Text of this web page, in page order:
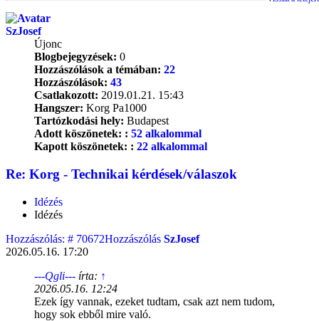
SzJosef
Újonc
Blogbejegyzések: 0
Hozzászólások a témában: 22
Hozzászólások: 43
Csatlakozott: 2019.01.21. 15:43
Hangszer: Korg Pa1000
Tartózkodási hely: Budapest
Adott köszönetek: : 52 alkalommal
Kapott köszönetek: : 22 alkalommal
Re: Korg - Technikai kérdések/válaszok
Idézés
Idézés
Hozzászólás: # 70672Hozzászólás SzJosef
2026.05.16. 17:20
---Qgli--- írta: ↑
2026.05.16. 12:24
Ezek így vannak, ezeket tudtam, csak azt nem tudom,
hogy sok ebből mire való.